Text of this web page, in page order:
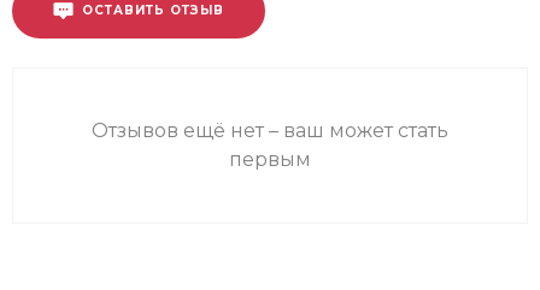
ОСТАВИТЬ ОТЗЫВ
Отзывов ещё нет – ваш может стать
первым